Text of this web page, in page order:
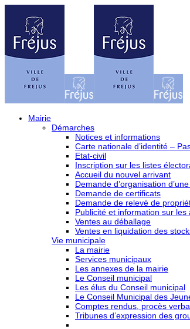
Mairie
Démarches
Notices et informations
Carte nationale d’identité –
Etat-civil
Inscription sur les listes
Accueil du nouvel arrivant
Demande d’organisation
Demande de certificats
Demande de relevé de
Publicité et information sur les
Ventes au déballage
Ventes en liquidation des
Vie municipale
La mairie
Services municipaux
Les annexes de la mairie
Le Conseil municipal
Les élus du Conseil municipal
Le Conseil Municipal des
Comptes rendus, procès
Tribunes d’expression des